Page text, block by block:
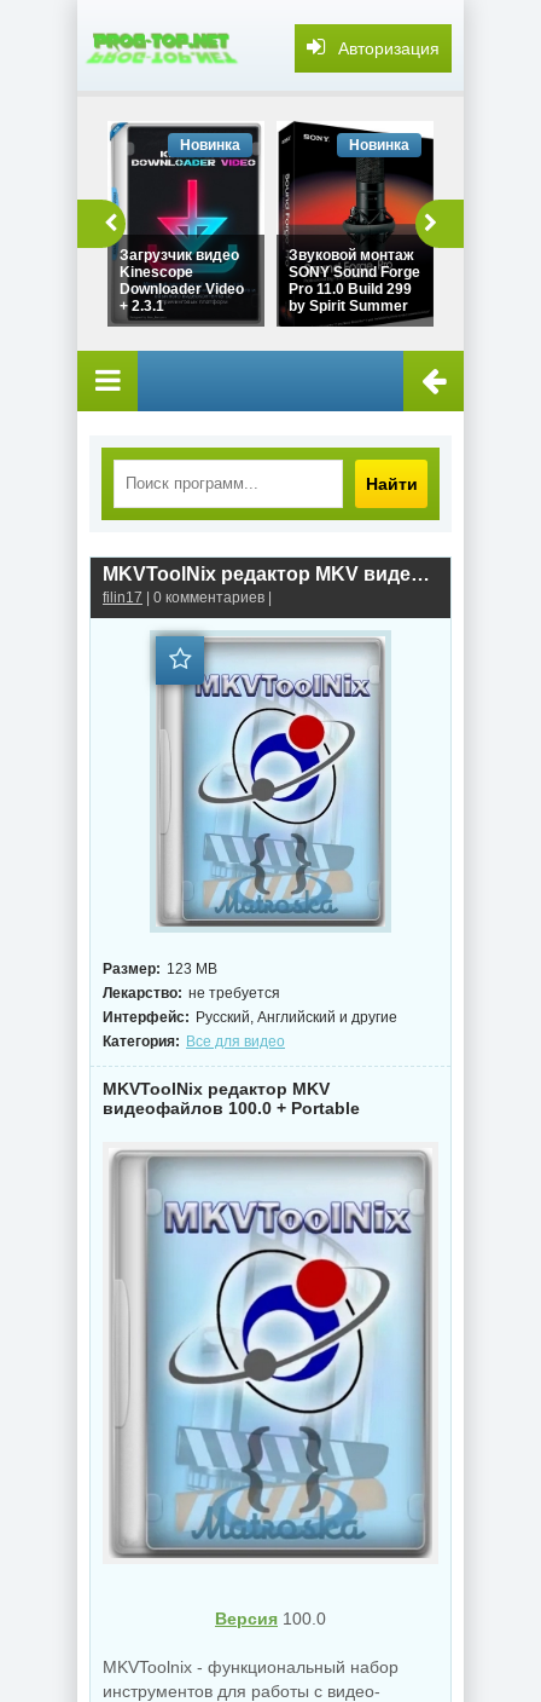
Авторизация
Загрузчик видео
Kinescope
Downloader Video
+ 2.3.1
Новинка
Звуковой монтаж
SONY Sound Forge
Pro 11.0 Build 299
by Spirit Summer
Новинка
Найти
MKVToolNix редактор MKV видеофайлов 100.0 + Portable
filin17 | 0 комментариев |
Размер: 123 MB
Лекарство: не требуется
Интерфейс: Русский, Английский и другие
Категория: Все для видео
MKVToolNix редактор MKV
видеофайлов 100.0 + Portable
Версия 100.0
MKVToolnix - функциональный набор
инструментов для работы с видео-